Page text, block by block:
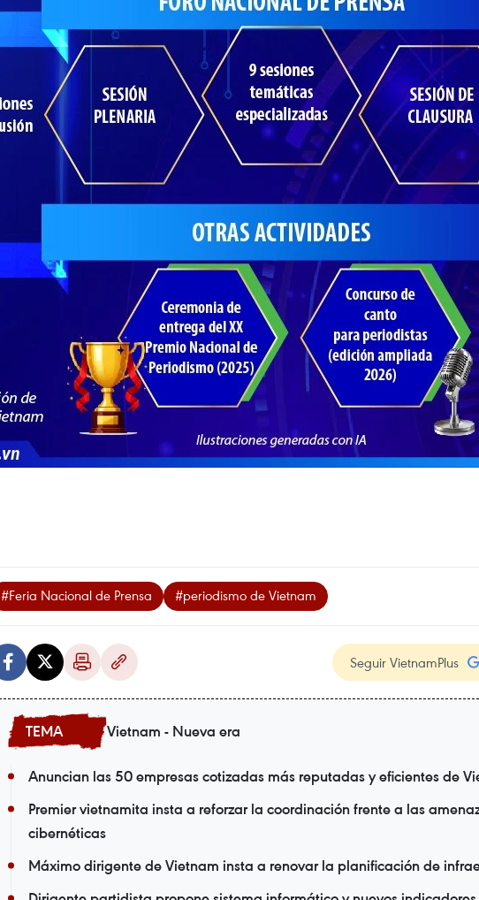
#Feria Nacional de Prensa #periodismo de Vietnam
Seguir VietnamPlus
Vietnam - Nueva era
Anuncian las 50 empresas cotizadas más reputadas y eficientes de
Premier vietnamita insta a reforzar la coordinación frente a las
cibernéticas
Máximo dirigente de Vietnam insta a renovar la planificación de